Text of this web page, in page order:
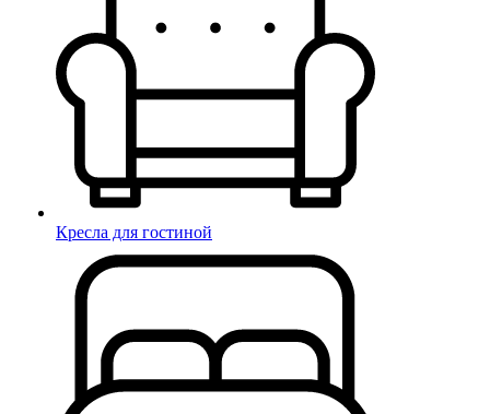
Кресла для гостиной